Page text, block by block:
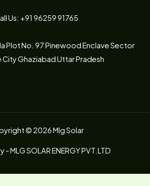
Us: +91 96259 91765
Plot No. 97 Pinewood Enclave Sector
City Ghaziabad Uttar Pradesh
© 2026 Mlg Solar
MLG SOLAR ENERGY PVT.LTD